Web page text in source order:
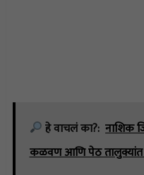
हे वाचलं का?: नाशिक
कळवण आणि पेठ तालुक्यांत